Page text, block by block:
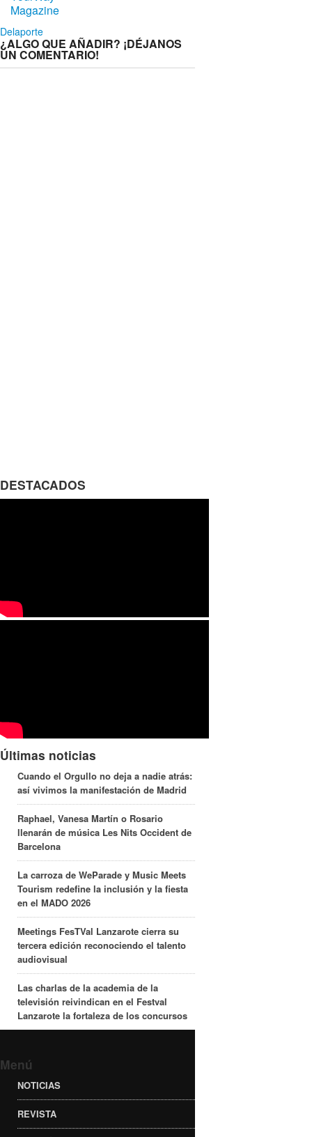
Magazine
Delaporte
¿ALGO QUE AÑADIR? ¡DÉJANOS
UN COMENTARIO!
DESTACADOS
Últimas noticias
Cuando el Orgullo no deja a nadie atrás:
así vivimos la manifestación de Madrid
Raphael, Vanesa Martín o Rosario
llenarán de música Les Nits Occident de
Barcelona
La carroza de WeParade y Music Meets
Tourism redefine la inclusión y la fiesta
en el MADO 2026
Meetings FesTVal Lanzarote cierra su
tercera edición reconociendo el talento
audiovisual
Las charlas de la academia de la
televisión reivindican en el Festval
Lanzarote la fortaleza de los concursos
Menú
NOTICIAS
REVISTA